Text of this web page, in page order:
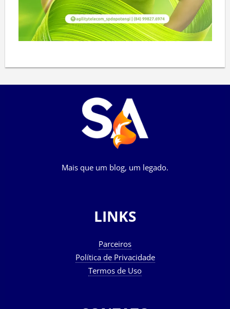
Mais que um blog, um legado.
LINKS
Parceiros
Política de Privacidade
Termos de Uso